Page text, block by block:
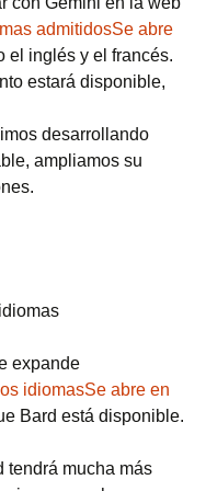
admitidosSe abre
el inglés y el francés.
estará disponible,
desarrollando
ampliamos su
expande
idiomasSe abre en
Bard está disponible.
tendrá mucha más